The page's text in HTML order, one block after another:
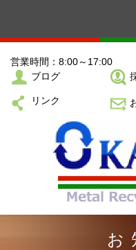
営業時間：8:00～17:00
ブログ
リンク
お